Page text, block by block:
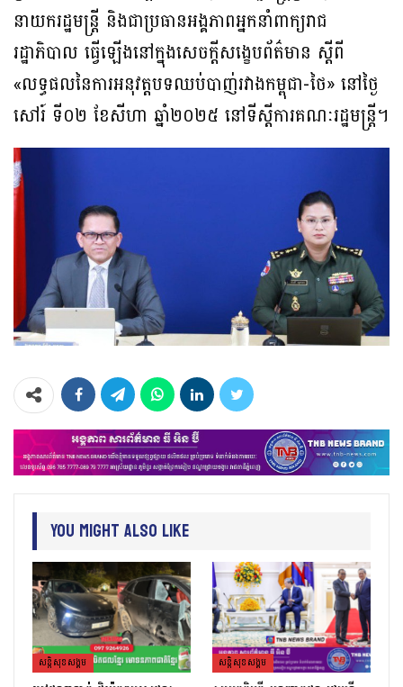
នាយករដ្ឋមន្ត្រី និងជាប្រធានអង្គភាពអ្នកនាំពាក្យរាជ
រដ្ឋាភិបាល ធ្វើឡើងនៅក្នុងសេចក្តីសង្ខេបព័ត៌មាន ស្តីពី
«លទ្ធផលនៃការអនុវត្តបទឈប់បាញ់រវាងកម្ពុជា-ថៃ» នៅថ្ងៃ
សៅរ៍ ទី០២ ខែសីហា ឆ្នាំ២០២៥ នៅទីស្តីការគណៈរដ្ឋមន្ត្រី។
You Might Also Like
សន្តិសុខសង្គម សន្តិសុខសង្គម